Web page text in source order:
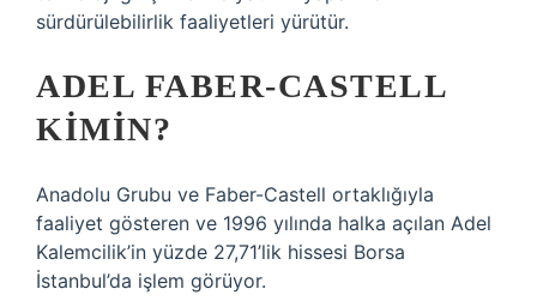
sürdürülebilirlik faaliyetleri yürütür.
ADEL FABER-CASTELL
KIMIN?
Anadolu Grubu ve Faber-Castell ortaklığıyla
faaliyet gösteren ve 1996 yılında halka açılan Adel
Kalemcilik’in yüzde 27,71’lik hissesi Borsa
İstanbul’da işlem görüyor.